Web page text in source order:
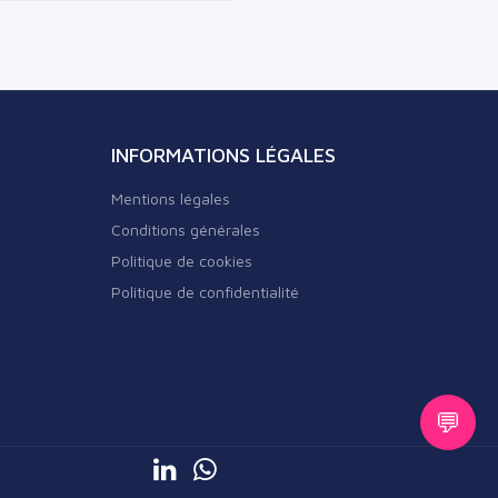
INFORMATIONS LÉGALES
Mentions légales
Conditions générales
Politique de cookies
Politique de confidentialité
💬